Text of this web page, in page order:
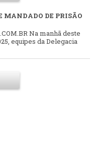
DE PRISÃO
Na manhã deste
equipes da Delegacia